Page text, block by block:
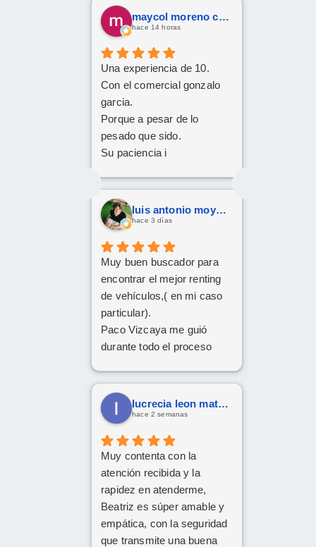
maycol moreno cuervo
hace 14 horas
Una experiencia de 10.
Con el comercial gonzalo
garcia.
Porque a pesar de lo
pesado que sido.
Su paciencia i
Han cumplido el sueño de
mi familia
De tener el coche deseado.
cordial
Da gusto comunicarse con
luis antonio moya fernandez
hace 3 días
Muy buen buscador para
encontrar el mejor renting
de vehículos,( en mi caso
particular).
Paco Vizcaya me guió
durante todo el proceso
Formentor al mejor precio.
Ahora a esperar la entrega
que esperamos sea lo más
lucrecia leon mateos
hace 2 semanas
Muy contenta con la
atención recibida y la
rapidez en atenderme,
Beatriz es súper amable y
empática, con la seguridad
que transmite una buena